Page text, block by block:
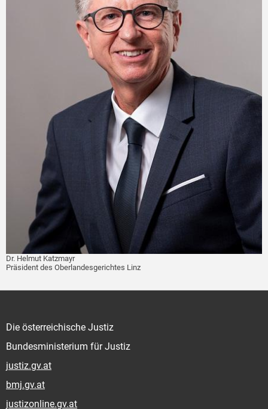
Dr. Helmut Katzmayr
Präsident des Oberlandesgerichtes Linz
Die österreichische Justiz
Bundesministerium für Justiz
justiz.gv.at
bmj.gv.at
justizonline.gv.at